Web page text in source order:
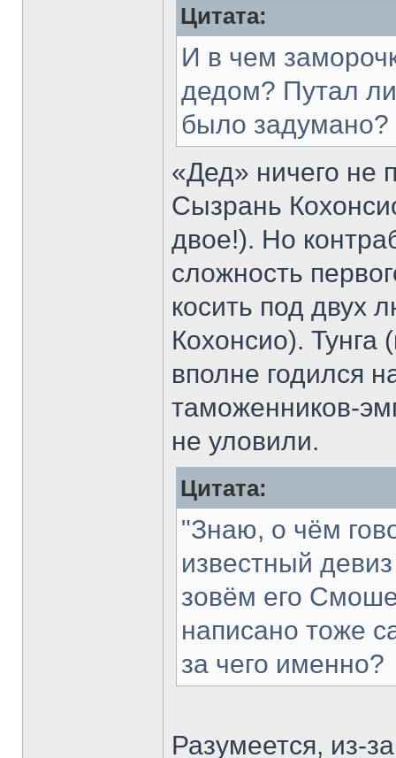
Цитата:
И в чем
дедом? Путал
было задумано?
«Дед» ничего не
Сызрань
двое!). Но
сложность
косить под двух
Кохонсио). Тунга
вполне годился
таможенников-
не уловили.
Цитата:
"Знаю, о чём
известный
зовём его
написано тоже
за чего именно?
Разумеется, из-